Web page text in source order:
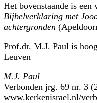
Het bovenstaande is
Bijbelverklaring met
achtergronden
Prof.dr. M.J. Paul is
Leuven
M.J. Paul
Verbonden jrg. 69 nr. 3
www.kerkenisrael.nl/